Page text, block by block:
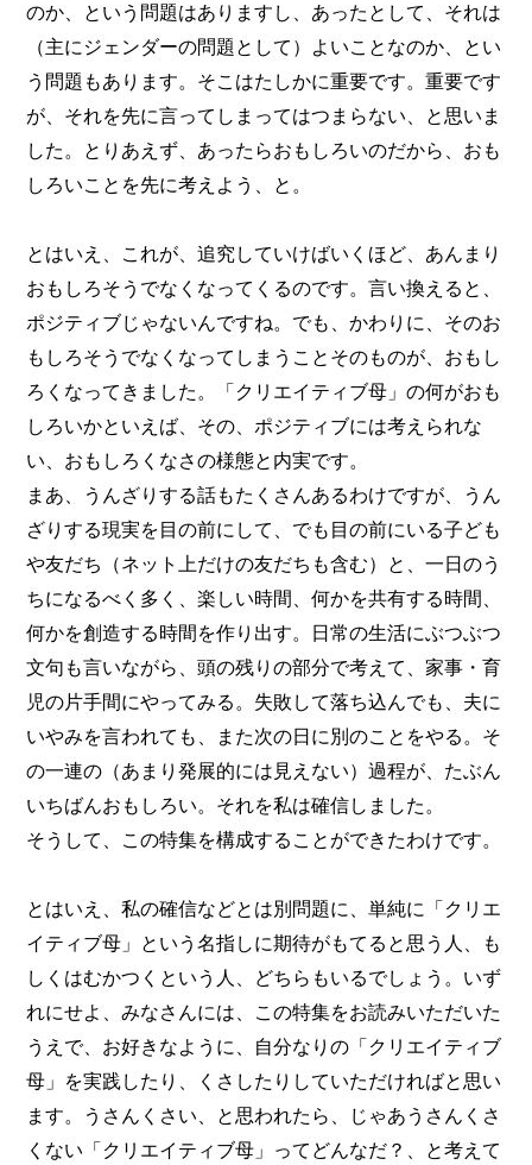
のか、という問題はありますし、あったとして、それは
（主にジェンダーの問題として）よいことなのか、とい
う問題もあります。そこはたしかに重要です。重要です
が、それを先に言ってしまってはつまらない、と思いま
した。とりあえず、あったらおもしろいのだから、おも
しろいことを先に考えよう、と。
とはいえ、これが、追究していけばいくほど、あんまり
おもしろそうでなくなってくるのです。言い換えると、
ポジティブじゃないんですね。でも、かわりに、そのお
もしろそうでなくなってしまうことそのものが、おもし
ろくなってきました。「クリエイティブ母」の何がおも
しろいかといえば、その、ポジティブには考えられな
い、おもしろくなさの様態と内実です。
まあ、うんざりする話もたくさんあるわけですが、うん
ざりする現実を目の前にして、でも目の前にいる子ども
や友だち（ネット上だけの友だちも含む）と、一日のう
ちになるべく多く、楽しい時間、何かを共有する時間、
何かを創造する時間を作り出す。日常の生活にぶつぶつ
文句も言いながら、頭の残りの部分で考えて、家事・育
児の片手間にやってみる。失敗して落ち込んでも、夫に
いやみを言われても、また次の日に別のことをやる。そ
の一連の（あまり発展的には見えない）過程が、たぶん
いちばんおもしろい。それを私は確信しました。
そうして、この特集を構成することができたわけです。
とはいえ、私の確信などとは別問題に、単純に「クリエ
イティブ母」という名指しに期待がもてると思う人、も
しくはむかつくという人、どちらもいるでしょう。いず
れにせよ、みなさんには、この特集をお読みいただいた
うえで、お好きなように、自分なりの「クリエイティブ
母」を実践したり、くさしたりしていただければと思い
ます。うさんくさい、と思われたら、じゃあうさんくさ
くない「クリエイティブ母」ってどんなだ？、と考えて